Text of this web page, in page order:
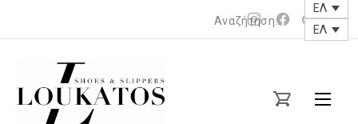
Νέο
παράθυρο
Νέο
παράθυρο
ΕΛ
ΕΛ
loukatos-
shoes.gr